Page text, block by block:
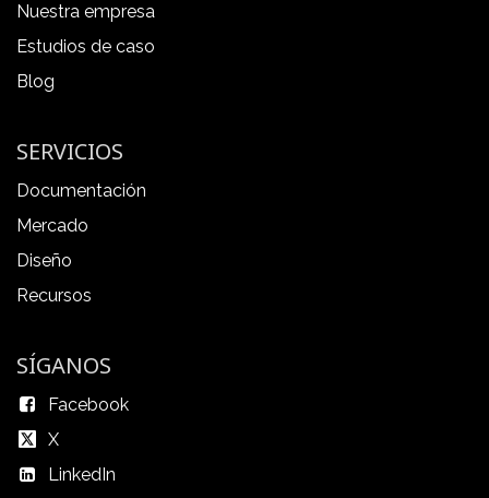
Nuestra empresa
Estudios de caso
Blog
SERVICIOS
Documentación
Mercado
Diseño
Recursos
SÍGANOS
Facebook
X
LinkedIn